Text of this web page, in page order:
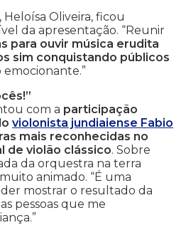
Oliveira, ficou
da apresentação. “Reunir
para ouvir música erudita
sim conquistando públicos
emocionante.”
com a participação
violonista jundiaiense Fabio
mais reconhecidas no
de violão clássico. Sobre
da orquestra na terra
animado. “É uma
mostrar o resultado da
pessoas que me